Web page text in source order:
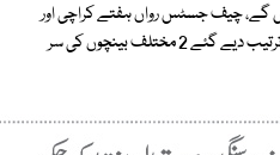
سماعت کریں گے، چیف جسٹس رواں ہفتے کراچی اور
کوئٹہ میں مقدمات کی سماعت کے لیے ترتیب دیے گئے 2 مختلف بینچوں کی سر